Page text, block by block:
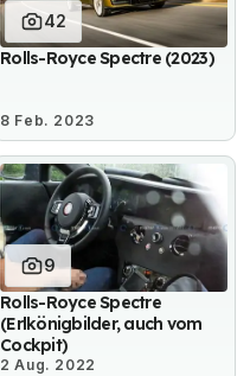
42
Rolls-Royce Spectre (2023)
8 Feb. 2023
9
Rolls-Royce Spectre
(Erlkönigbilder, auch vom
Cockpit)
2 Aug. 2022